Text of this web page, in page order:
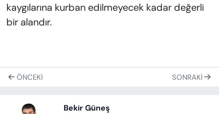
kaygılarına kurban edilmeyecek kadar değerli
bir alandır.
ÖNCEKI SONRAKI
Bekir Güneş